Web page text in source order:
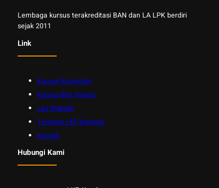
Lembaga kursus terakreditasi BAN dan LA LPK berdiri
sejak 2011
Link
Kursus Komputer
Kursus Bhs Inggris
Les Robotik
Tentang LKP Kembar
Kontak
Hubungi Kami